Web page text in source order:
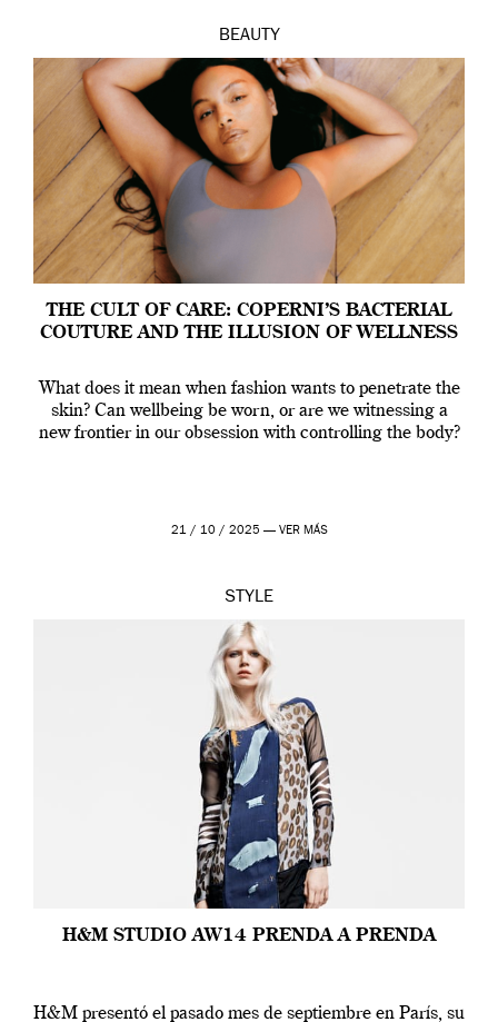
BEAUTY
THE CULT OF CARE: COPERNI’S BACTERIAL
COUTURE AND THE ILLUSION OF WELLNESS
What does it mean when fashion wants to penetrate the
skin? Can wellbeing be worn, or are we witnessing a
new frontier in our obsession with controlling the body?
21 / 10 / 2025 — VER MÁS
STYLE
H&M STUDIO AW14 PRENDA A PRENDA
H&M presentó el pasado mes de septiembre en París, su